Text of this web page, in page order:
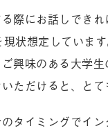
際にお話しでき
状想定していま
興味のある大学
ただけると、とて
タイミングでイ